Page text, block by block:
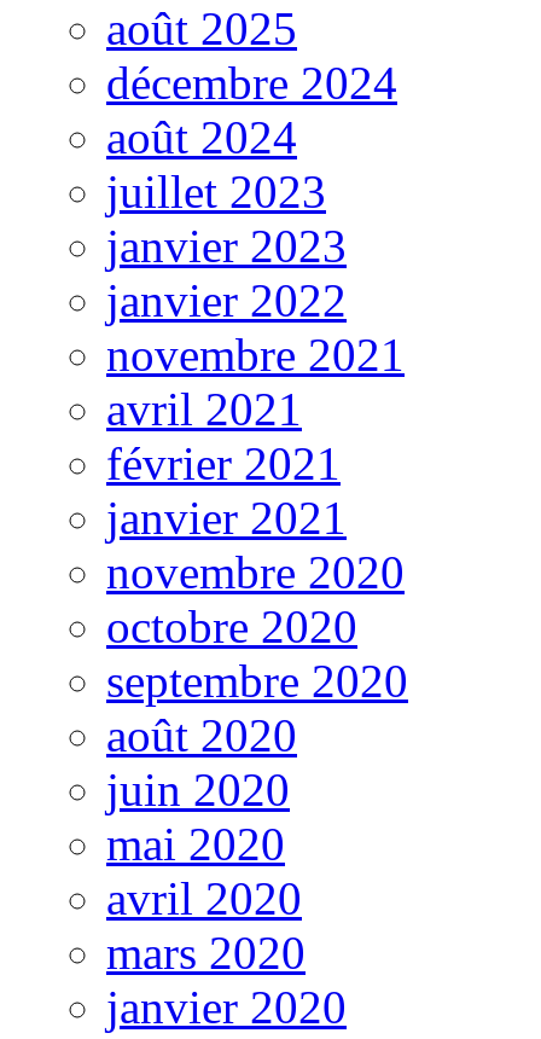
août 2025
décembre 2024
août 2024
juillet 2023
janvier 2023
janvier 2022
novembre 2021
avril 2021
février 2021
janvier 2021
novembre 2020
octobre 2020
septembre 2020
août 2020
juin 2020
mai 2020
avril 2020
mars 2020
janvier 2020